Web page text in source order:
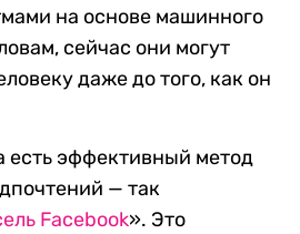
на основе машинного
сейчас они могут
даже до того, как он
есть эффективный метод
— так
Facebook». Это